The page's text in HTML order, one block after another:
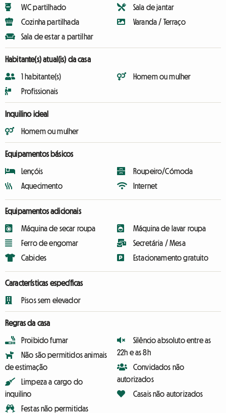
WC partilhado
Cozinha partilhada
Sala de estar a partilhar
Sala de jantar
Varanda / Terraço
Habitante(s) atual(is) da casa
1 habitante(s)
Profissionais
Homem ou mulher
Inquilino ideal
Homem ou mulher
Equipamentos básicos
Lençóis
Aquecimento
Roupeiro/Cómoda
Internet
Equipamentos adicionais
Máquina de secar roupa
Ferro de engomar
Cabides
Máquina de lavar roupa
Secretária / Mesa
Estacionamento gratuito
Características específicas
Pisos sem elevador
Regras da casa
Proibido fumar
Não são permitidos animais
de estimação
Limpeza a cargo do
inquilino
Festas não permitidas
Silêncio absoluto entre as
22h e as 8h
Convidados não
autorizados
Casais não autorizados